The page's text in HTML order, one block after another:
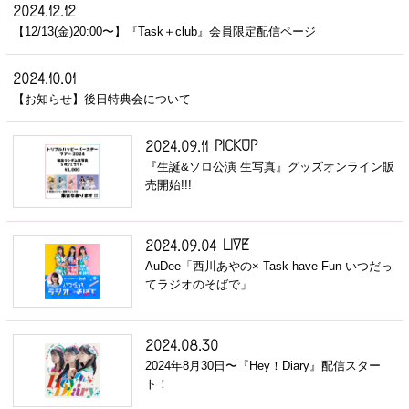
2024.12.12
【12/13(金)20:00〜】『Task＋club』会員限定配信ページ
2024.10.01
【お知らせ】後日特典会について
2024.09.11 PICKUP
『生誕&ソロ公演 生写真』グッズオンライン販
売開始!!!
2024.09.04 LIVE
AuDee「西川あやの× Task have Fun いつだっ
てラジオのそばで」
2024.08.30
2024年8月30日〜『Hey！Diary』配信スター
ト！